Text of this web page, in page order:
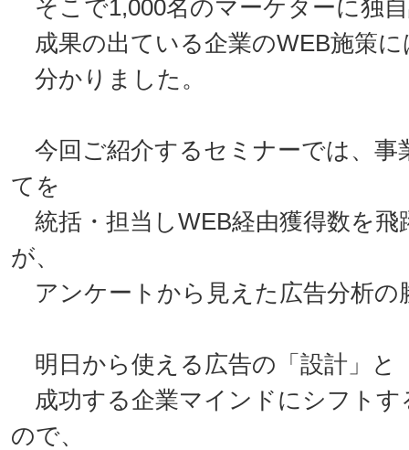
そこで1,000名のマーケターに独
成果の出ている企業のWEB施策
分かりました。
今回ご紹介するセミナーでは、事
てを
統括・担当しWEB経由獲得数を
が、
アンケートから見えた広告分析の
明日から使える広告の「設計」と
成功する企業マインドにシフト
ので、